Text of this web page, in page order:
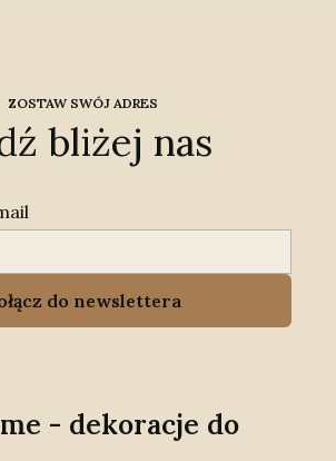
ZOSTAW SWÓJ ADRES
bliżej nas
do newslettera
- dekoracje do